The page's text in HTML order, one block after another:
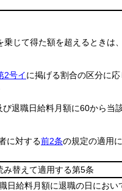
じて得た額を超えるときは
2号イに掲げる割合の区分に応
退職日給料月額に60から当
に対する前2条の規定の適用
替えて適用する第5条
日給料月額に退職の日にお